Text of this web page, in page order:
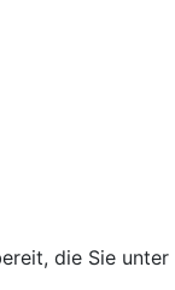
die Sie unter